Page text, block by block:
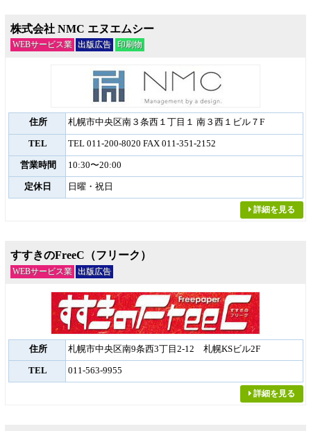
株式会社 NMC エヌエムシー
WEBサービス業 出版広告 印刷物
住所 札幌市中央区南３条西１丁目１ 南３西１ビル７F
TEL TEL 011-200-8020 FAX 011-351-2152
営業時間 10:30〜20:00
定休日 日曜・祝日
詳細を見る
すすきのFreeC（フリーク）
WEBサービス業 出版広告
住所 札幌市中央区南9条西3丁目2-12 札幌KSビル2F
TEL 011-563-9955
詳細を見る